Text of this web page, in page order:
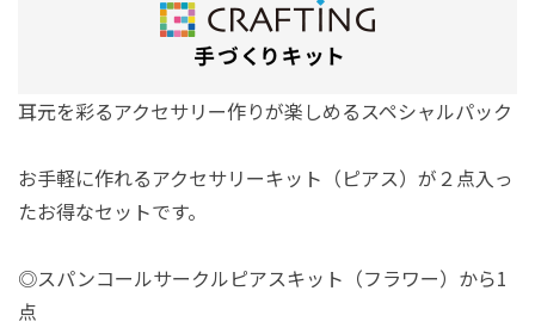
耳元を彩るアクセサリー作りが楽しめるスペシャルパック
お手軽に作れるアクセサリーキット（ピアス）が２点入っ
たお得なセットです。
◎スパンコールサークルピアスキット（フラワー）から1
点